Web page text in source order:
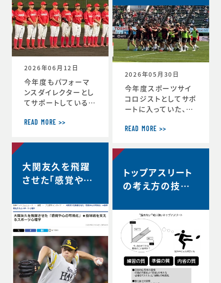
ジの自分と向かい合
おう。 ≪12月31日≫
桐蔭学園ラグビーフ
ァミリー。昨年の3年
生が花園初戦に駆け
つけてくれました。 あ
からの分析が放送さ
れました。◆放送内容
はこちら↓https://
www.nhk.jp/p/ts/
4V23PRP3YR/epis
ode/te/QNX8MVR
GJW
2026年06月12日
今年度もパフォーマ
ンスダイレクターとし
てサポートしているト
部が、都市対抗野球
選で第2代表戦で勝
が決定しました。 ◆
第97回都市対抗野球
大会 本大会出場決定
動車硬式野球部HPよ
り） https://redcr
uisers.toyotatim
es-sports.toyot
a/news/team_ne
ws-1505
READ MORE >>
2026年05月30日
今年度スポーツサイ
コロジストとしてサポ
ートに入っていた、リ
京は最終順位5位と
以降、チーム史上最
◆リーグワン2025-2
6 ディビジョン1 最終
順位5位のお知らせ
ズ公式HP） http
s://blackrams-to
kyo.com/news/in
formation/2025-2
026/20260525a.h
tml
READ MORE >>
大関友久を飛躍
させた「感覚や心
術を支えるスポー
ツ心理学【時事ド
ットコムニュー
ス】
トップアスリート
の考え方の技術
中、諦めずに粘り
強い選手は何を
考えているの
か？…